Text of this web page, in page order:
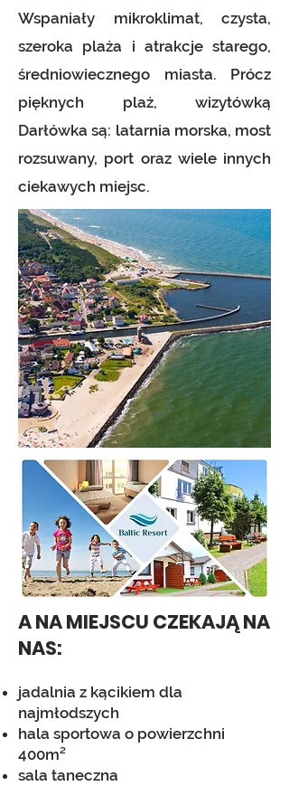
Wspaniały mikroklimat, czysta,
szeroka plaża i atrakcje starego,
średniowiecznego miasta. Prócz
pięknych plaż, wizytówką
Darłówka są: latarnia morska, most
rozsuwany, port oraz wiele innych
ciekawych miejsc.
A NA MIEJSCU CZEKAJĄ NA
NAS:
jadalnia z kącikiem dla
najmłodszych
hala sportowa o powierzchni
400m²
sala taneczna